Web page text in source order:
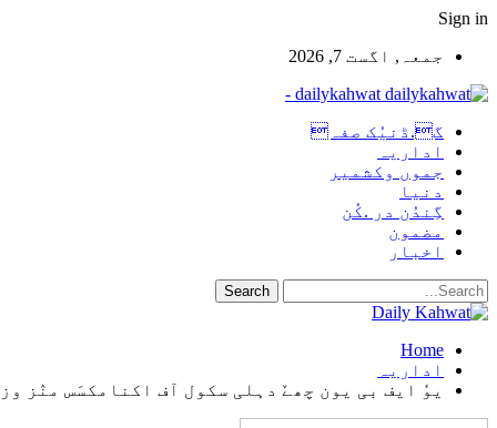
Sign in
جمعہ, اگست 7, 2026
dailykahwat -
گ.ڈنیُک صفہ
اداریہ
جموں وکشمیر
دنیا
گِندُن در .کُن
مضمون
اخبار
Home
اداریہ
یوٗ ایف بی یون چھےٚ دہلی سکول آف اکنامکسَس منٛز